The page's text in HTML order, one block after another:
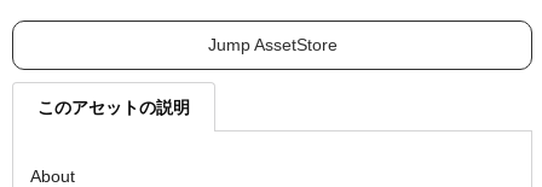
Jump AssetStore
このアセットの説明
About